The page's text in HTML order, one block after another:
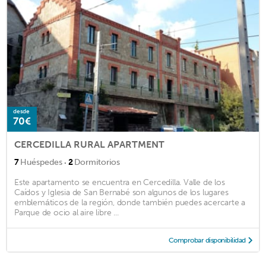
desde
70€
CERCEDILLA RURAL APARTMENT
7Huéspedes · 2Dormitorios
Este apartamento se encuentra en Cercedilla. Valle de los
Caídos y Iglesia de San Bernabé son algunos de los lugares
emblemáticos de la región, donde también puedes acercarte a
Parque de ocio al aire libre ...
Comprobar disponibilidad